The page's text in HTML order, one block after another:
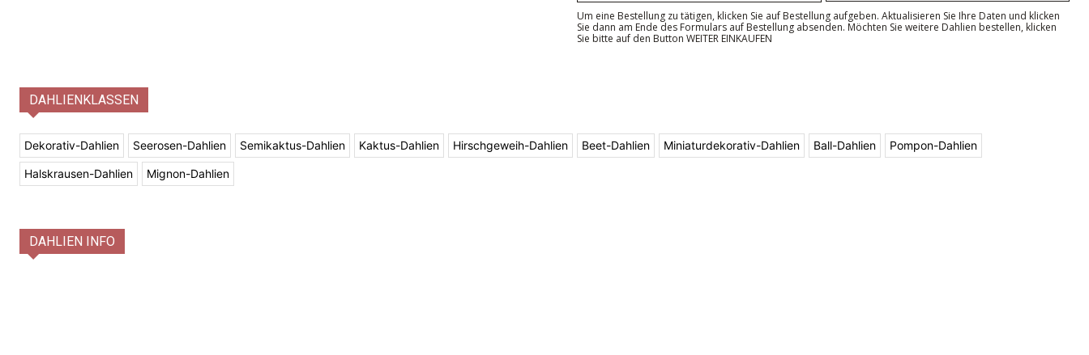
Um eine Bestellung zu tätigen, klicken Sie auf Bestellung aufgeben. Aktualisieren Sie Ihre Daten und klicken
Sie dann am Ende des Formulars auf Bestellung absenden. Möchten Sie weitere Dahlien bestellen, klicken
Sie bitte auf den Button WEITER EINKAUFEN
DAHLIENKLASSEN
Dekorativ-Dahlien Seerosen-Dahlien Semikaktus-Dahlien Kaktus-Dahlien Hirschgeweih-Dahlien Beet-Dahlien Miniaturdekorativ-Dahlien Ball-Dahlien Pompon-Dahlien
Halskrausen-Dahlien Mignon-Dahlien
DAHLIEN INFO